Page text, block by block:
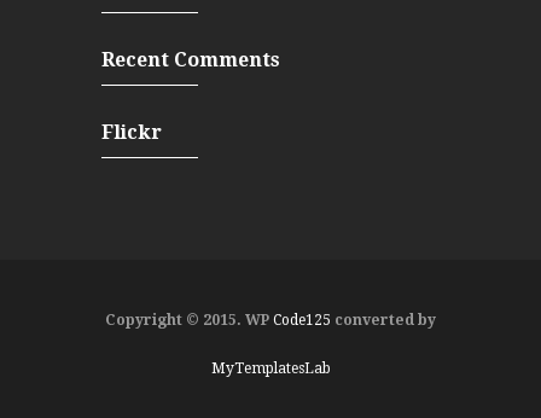
Recent Comments
Flickr
Copyright © 2015. WP Code125 converted by
MyTemplatesLab